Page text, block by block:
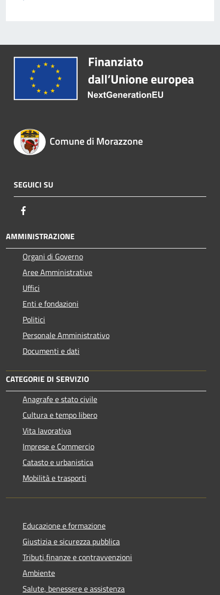
Comune di Morazzone
SEGUICI SU
AMMINISTRAZIONE
Organi di Governo
Aree Amministrative
Uffici
Enti e fondazioni
Politici
Personale Amministrativo
Documenti e dati
CATEGORIE DI SERVIZIO
Anagrafe e stato civile
Cultura e tempo libero
Vita lavorativa
Imprese e Commercio
Catasto e urbanistica
Mobilità e trasporti
Educazione e formazione
Giustizia e sicurezza pubblica
Tributi,finanze e contravvenzioni
Ambiente
Salute, benessere e assistenza